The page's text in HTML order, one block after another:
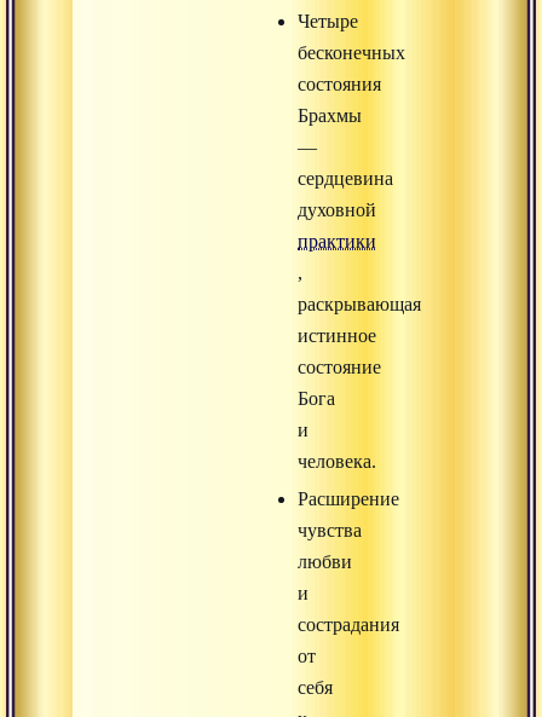
Четыре
бесконечных
состояния
Брахмы
—
сердцевина
духовной
практики
,
раскрывающая
истинное
состояние
Бога
и
человека.
Расширение
чувства
любви
и
сострадания
от
себя